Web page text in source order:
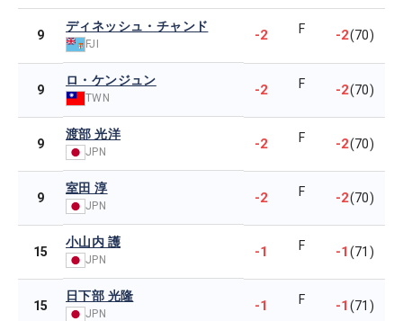
9
ディネッシュ・チャンド
FJI
-2 F -2(70)
9
ロ・ケンジュン
TWN -2 F -2(70)
9
渡部 光洋
JPN -2 F -2(70)
9
室田 淳
JPN -2 F -2(70)
15
小山内 護
JPN -1 F -1(71)
15
日下部 光隆
JPN -1 F -1(71)